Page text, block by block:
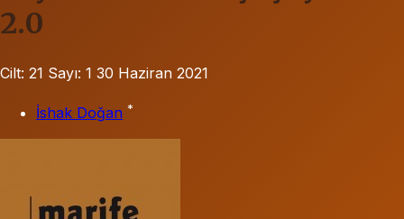
2.0
Cilt: 21 Sayı: 1 30 Haziran 2021
İshak Doğan *